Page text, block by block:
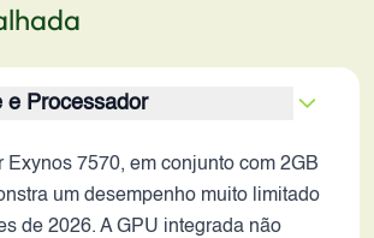
e Processador
Exynos 7570, em conjunto com 2GB
um desempenho muito limitado
de 2026. A GPU integrada não